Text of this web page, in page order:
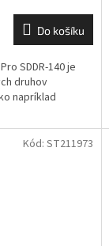
Do košíku
SDDR-140 je
druhov
napríklad
Kód: ST211973